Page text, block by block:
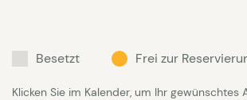
Besetzt Frei zur
Klicken Sie im Kalender, um Ihr gewünschtes